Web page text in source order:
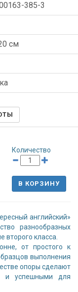
385-3
см
Количество
В КОРЗИНУ
английский»
разнообразных
второго класса.
от простого к
выполнения
опоры сделают
и успешными для